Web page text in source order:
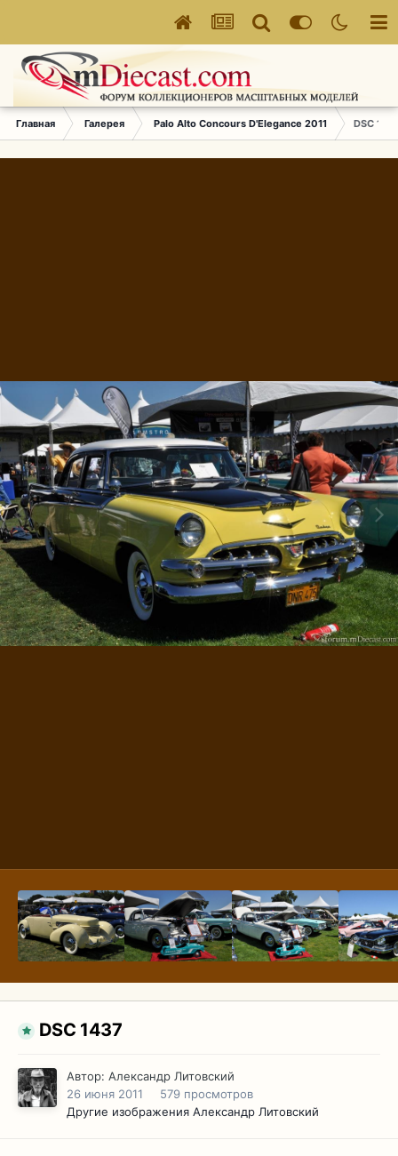
Главная Галерея Palo Alto Concours D'Elegance 2011 DSC
DSC 1437
Автор: Александр Литовский
26 июня 2011
579 просмотров
Другие изображения Александр Литовский